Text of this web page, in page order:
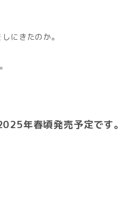
にきたのか。
年春頃発売予定です。